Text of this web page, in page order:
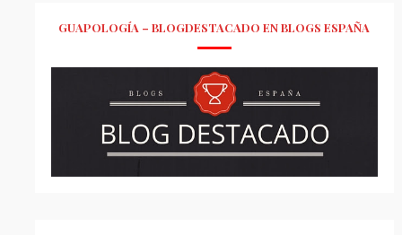
GUAPOLOGÍA – BLOGDESTACADO EN BLOGS ESPAÑA